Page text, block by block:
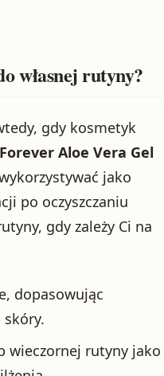
własnej rutyny?
gdy kosmetyk
Forever Aloe Vera Gel
jako
po oczyszczaniu
gdy zależy Ci na
dopasowując
wieczornej rutyny jako